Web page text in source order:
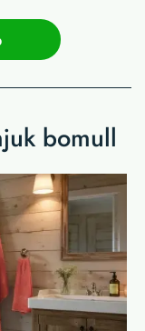
bomull